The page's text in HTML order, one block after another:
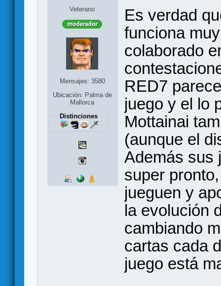
Veterano
Mensajes: 3580
Ubicación: Palma de
Mallorca
Distinciones
Es verdad
funciona
colaborado
RED7
juego y el lo
Mottainai
(aunque el
Además sus
super
jueguen y
la evolución
cambiando
cartas cada
juego está